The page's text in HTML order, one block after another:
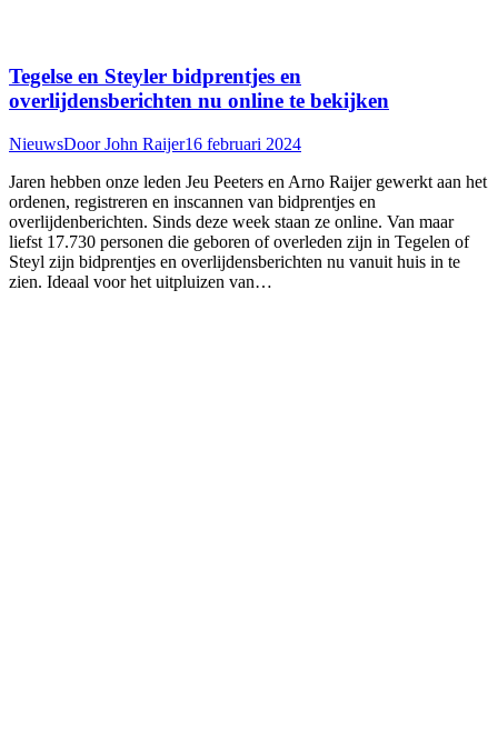
Tegelse en Steyler bidprentjes en
overlijdensberichten nu online te bekijken
NieuwsDoorJohn Raijer16 februari 2024
Jaren hebben onze leden Jeu Peeters en Arno Raijer gewerkt aan het
ordenen, registreren en inscannen van bidprentjes en
overlijdenberichten. Sinds deze week staan ze online. Van maar
liefst 17.730 personen die geboren of overleden zijn in Tegelen of
Steyl zijn bidprentjes en overlijdensberichten nu vanuit huis in te
zien. Ideaal voor het uitpluizen van…